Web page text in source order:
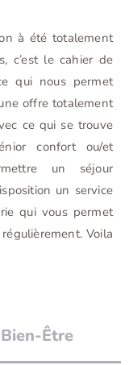
à été totalement
c’est le cahier de
qui nous permet
offre totalement
ce qui se trouve
confort ou/et
un séjour
un service
qui vous permet
Voila
Être